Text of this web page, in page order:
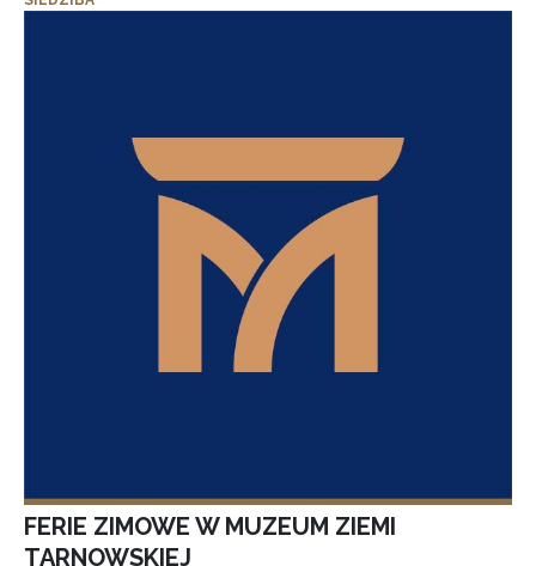
FERIE ZIMOWE W MUZEUM ZIEMI
TARNOWSKIEJ